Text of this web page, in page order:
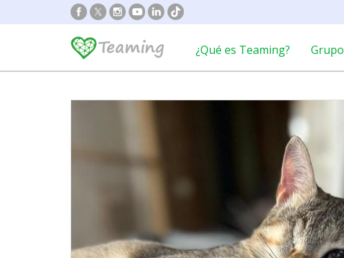
¿Qué es Teaming?